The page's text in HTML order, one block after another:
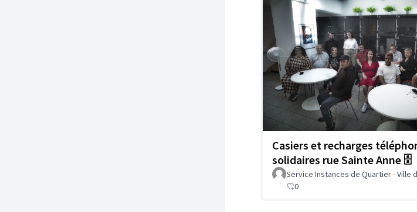
Casiers et recharges
solidaires rue Sainte Anne 🗄️
Service Instances de Quartier - Ville
0